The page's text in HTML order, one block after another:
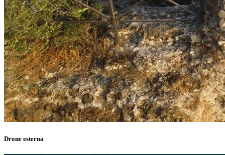
Drone esterna